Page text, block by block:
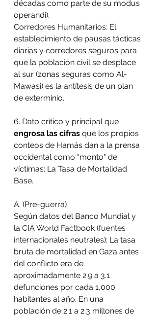
décadas como parte de su modus
operandi).
Corredores Humanitarios: El
establecimiento de pausas tácticas
diarias y corredores seguros para
que la población civil se desplace
al sur (zonas seguras como Al-
Mawasi) es la antítesis de un plan
de exterminio.
6. Dato crítico y principal que
engrosa las cifras que los propios
conteos de Hamás dan a la prensa
occidental como "monto" de
víctimas: La Tasa de Mortalidad
Base.
A. (Pre-guerra)
Según datos del Banco Mundial y
la CIA World Factbook (fuentes
internacionales neutrales): La tasa
bruta de mortalidad en Gaza antes
del conflicto era de
aproximadamente 2.9 a 3.1
defunciones por cada 1,000
habitantes al año. En una
población de 2.1 a 2.3 millones de